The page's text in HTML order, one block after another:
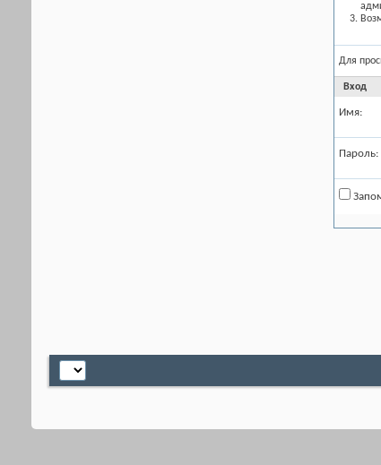
Для
Вход
Имя:
Пароль: